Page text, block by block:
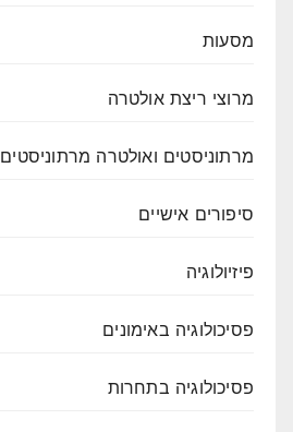
מסעות
מרוצי ריצת אולטרה
מרתוניסטים ואולטרה מרתוניסטים
סיפורים אישיים
פיזיולוגיה
פסיכולוגיה באימונים
פסיכולוגיה בתחרות